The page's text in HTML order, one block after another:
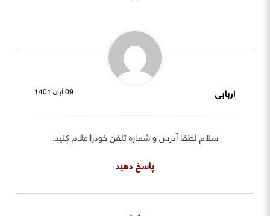
اربابی 09 آبان 1401
سلام لطفا آدرس و شماره تلفن خودرااعلام کنید.
پاسخ دهید